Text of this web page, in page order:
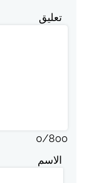
تعليق
0/800
الاسم